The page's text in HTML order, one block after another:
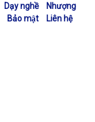
Dạy nghề
Nhượng
Bảo mật Liên hệ